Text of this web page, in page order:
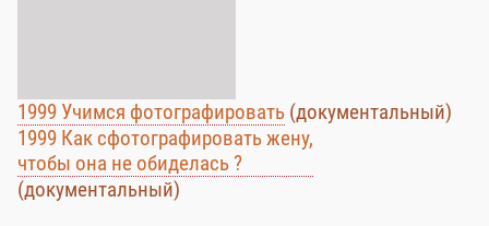
1999 Учимся фотографировать (документальный)
1999 Как сфотографировать жену,
чтобы она не обиделась ?
(документальный)